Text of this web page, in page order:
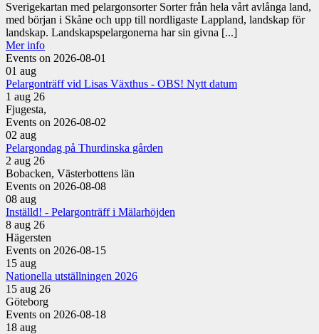
Sverigekartan med pelargonsorter Sorter från hela vårt avlånga land,
med början i Skåne och upp till nordligaste Lappland, landskap för
landskap. Landskapspelargonerna har sin givna [...]
Mer info
Events on 2026-08-01
01 aug
Pelargonträff vid Lisas Växthus - OBS! Nytt datum
1 aug 26
Fjugesta,
Events on 2026-08-02
02 aug
Pelargondag på Thurdinska gården
2 aug 26
Bobacken, Västerbottens län
Events on 2026-08-08
08 aug
Inställd! - Pelargonträff i Mälarhöjden
8 aug 26
Hägersten
Events on 2026-08-15
15 aug
Nationella utställningen 2026
15 aug 26
Göteborg
Events on 2026-08-18
18 aug